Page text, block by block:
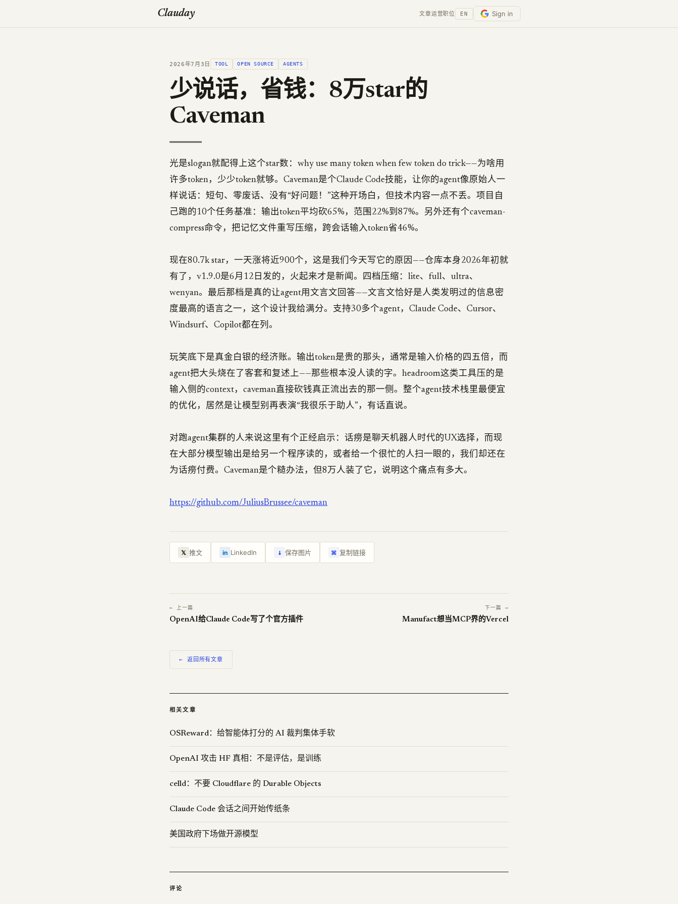
Clauday 文章运营职位 EN Sign in
2026年7月3日 TOOL OPEN SOURCE AGENTS
少说话，省钱：8万star的
Caveman
光是slogan就配得上这个star数：why use many token when few token do trick——为啥用
许多token，少少token就够。Caveman是个Claude Code技能，让你的agent像原始人一
样说话：短句、零废话、没有“好问题！”这种开场白，但技术内容一点不丢。项目自
己跑的10个任务基准：输出token平均砍65%，范围22%到87%。另外还有个caveman-
compress命令，把记忆文件重写压缩，跨会话输入token省46%。
现在80.7k star，一天涨将近900个，这是我们今天写它的原因——仓库本身2026年初就
有了，v1.9.0是6月12日发的，火起来才是新闻。四档压缩：lite、full、ultra、
wenyan。最后那档是真的让agent用文言文回答——文言文恰好是人类发明过的信息密
度最高的语言之一，这个设计我给满分。支持30多个agent，Claude Code、Cursor、
Windsurf、Copilot都在列。
玩笑底下是真金白银的经济账。输出token是贵的那头，通常是输入价格的四五倍，而
agent把大头烧在了客套和复述上——那些根本没人读的字。headroom这类工具压的是
输入侧的context，caveman直接砍钱真正流出去的那一侧。整个agent技术栈里最便宜
的优化，居然是让模型别再表演“我很乐于助人”，有话直说。
对跑agent集群的人来说这里有个正经启示：话痨是聊天机器人时代的UX选择，而现
在大部分模型输出是给另一个程序读的，或者给一个很忙的人扫一眼的，我们却还在
为话痨付费。Caveman是个糙办法，但8万人装了它，说明这个痛点有多大。
https://github.com/JuliusBrussee/caveman
𝕏 推文 in LinkedIn ↓ 保存图片 ⌘ 复制链接
← 上一篇
OpenAI给Claude Code写了个官方插件
下一篇 →
Manufact想当MCP界的Vercel
← 返回所有文章
相关文章
OSReward：给智能体打分的 AI 裁判集体手软
OpenAI 攻击 HF 真相：不是评估，是训练
celld：不要 Cloudflare 的 Durable Objects
Claude Code 会话之间开始传纸条
美国政府下场做开源模型
评论